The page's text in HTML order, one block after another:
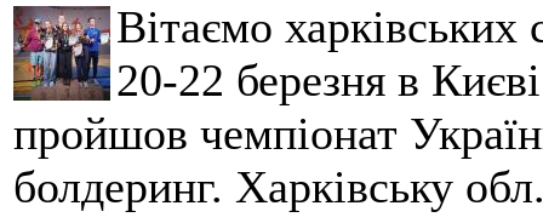
Вітаємо
20-22 березня в
пройшов чемпіонат
болдеринг. Харківську